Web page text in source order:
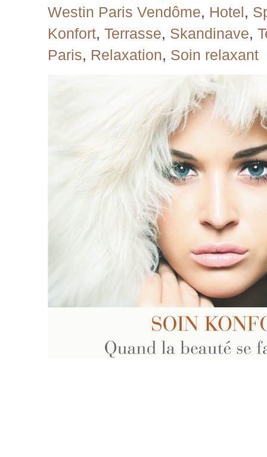
Westin Paris Vendôme, Hotel,
Konfort, Terrasse, Skandinave,
Paris, Relaxation, Soin relaxant